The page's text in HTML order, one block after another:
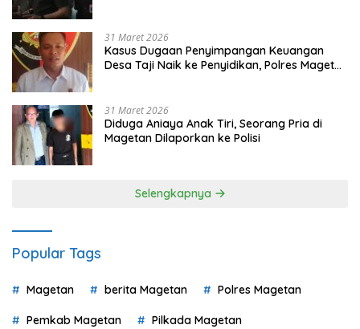
31 Maret 2026
Kasus Dugaan Penyimpangan Keuangan
Desa Taji Naik ke Penyidikan, Polres Magetan
31 Maret 2026
Diduga Aniaya Anak Tiri, Seorang Pria di
Magetan Dilaporkan ke Polisi
Selengkapnya
Popular Tags
Magetan berita Magetan Polres Magetan
Pemkab Magetan Pilkada Magetan